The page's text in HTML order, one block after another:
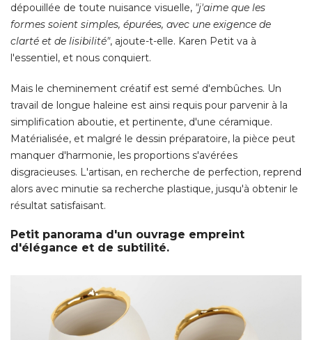
dépouillée de toute nuisance visuelle, "j'aime que les
formes soient simples, épurées, avec une exigence de
clarté et de lisibilité", ajoute-t-elle. Karen Petit va à
l'essentiel, et nous conquiert.
Mais le cheminement créatif est semé d'embûches. Un
travail de longue haleine est ainsi requis pour parvenir à la
simplification aboutie, et pertinente, d'une céramique.
Matérialisée, et malgré le dessin préparatoire, la pièce peut
manquer d'harmonie, les proportions s'avérées
disgracieuses. L'artisan, en recherche de perfection, reprend
alors avec minutie sa recherche plastique, jusqu'à obtenir le
résultat satisfaisant.
Petit panorama d'un ouvrage empreint
d'élégance et de subtilité.